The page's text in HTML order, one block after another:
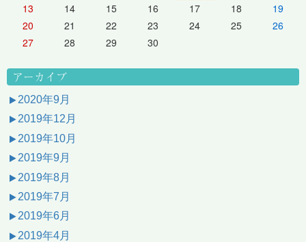
13
14 15 16 17 18
19
20
21 22 23 24 25
26
27
28 29 30
アーカイブ
2020年9月
2019年12月
2019年10月
2019年9月
2019年8月
2019年7月
2019年6月
2019年4月